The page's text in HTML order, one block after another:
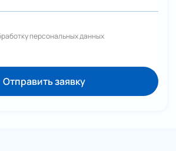
персональных данных
Отправить заявку